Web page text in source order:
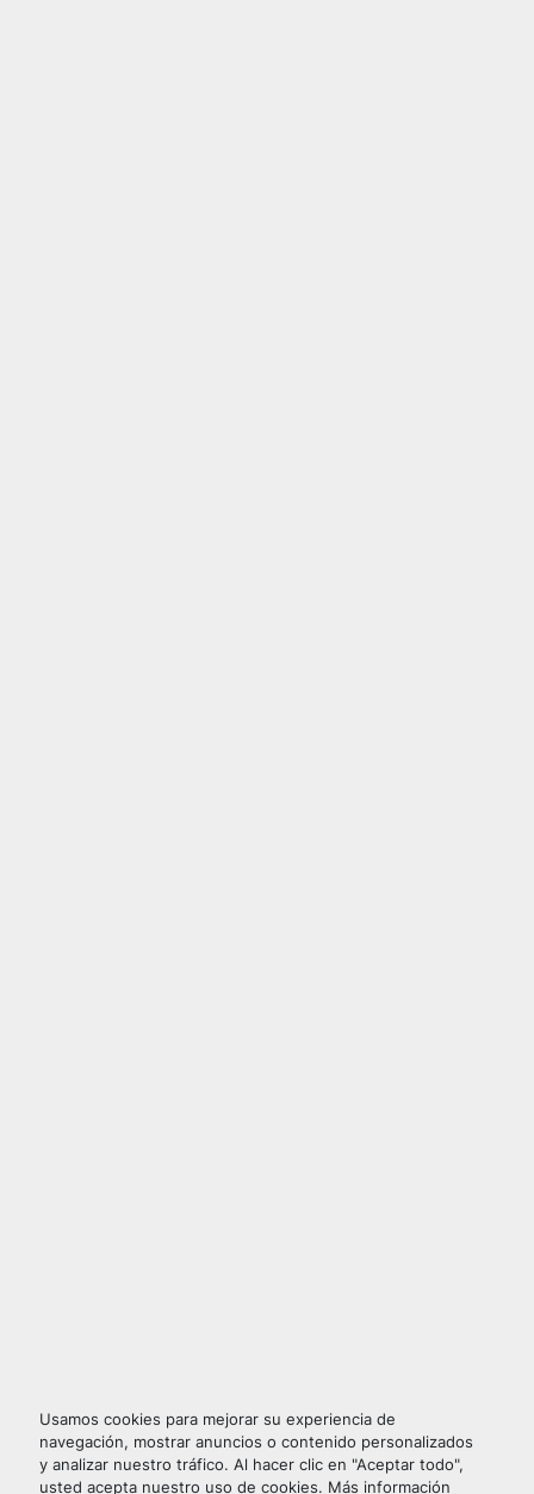
Usamos cookies para mejorar su experiencia de
navegación, mostrar anuncios o contenido personalizados
y analizar nuestro tráfico. Al hacer clic en "Aceptar todo",
usted acepta nuestro uso de cookies. Más información